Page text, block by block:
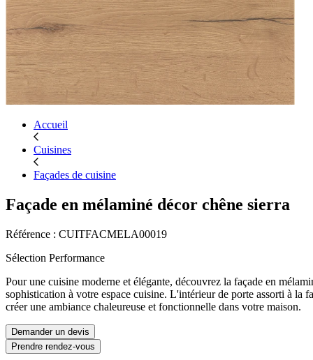
Accueil
Cuisines
Façades de cuisine
Façade en mélaminé décor chêne sierra
Référence : CUITFACMELA00019
Sélection Performance
Pour une cuisine moderne et élégante, découvrez la façade en
sophistication à votre espace cuisine. L'intérieur de porte assorti à
créer une ambiance chaleureuse et fonctionnelle dans votre maison.
Demander un devis
Prendre rendez-vous